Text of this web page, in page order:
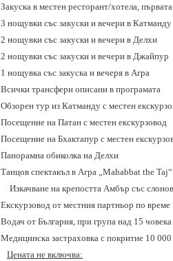
Закуска в местен ресторант/хотела,
3 нощувки със закуски и вечери в Катманду
2 нощувки със закуски и вечери в Делхи
2 нощувки със закуски и вечери в Джайпур
1 нощувка със закуска и вечеря в Агра
Всички трансфери описани в програмата
Обзорен тур из Катманду с местен
Посещение на Патан с местен екскурзовод
Посещение на Бхактапур с местен
Панорамна обиколка на Делхи
Танцов спектакъл в Агра „Mahabbat the Taj“
Изкачване на крепостта Амбър със
Екскурзовод от местния партньор по време
Водач от България, при група над 15 човека
Медицинска застраховка с покритие 10 000
Цената не включва: